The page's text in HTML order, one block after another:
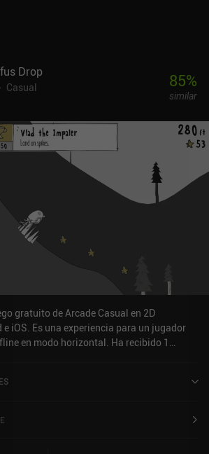
Drop
Casual
85%
similar
gratuito de Arcade Casual en 2D
iOS. Es una experiencia para un jugador
en modo horizontal. Ha recibido 1
y de 4,7 sobre 5,0 en la App Store de iOS.